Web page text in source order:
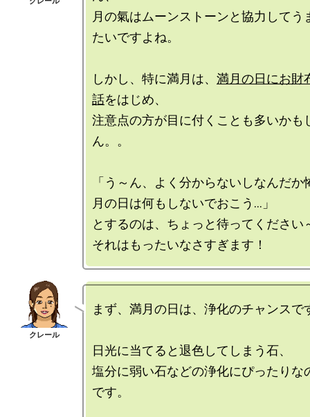
月の氣はムーンストーンと協力してう
たいですよね。
しかし、特に満月は、 満月の日にお財
話をはじめ、
注意点の方が目に付くことも多いかも
ん。。
「う～ん、よく分からないしなんだか
月の日は何もしないでおこう…」
とするのは、ちょっと待ってください
まず、満月の日は、浄化のチャンスで
日光に当てると退色してしまう石、
塩分に弱い石などの浄化にぴったりな
です。